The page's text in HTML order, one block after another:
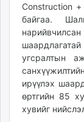
Construction
байгаа.
угсралтын
ирүүлэх
өртгийн 85
хувийг